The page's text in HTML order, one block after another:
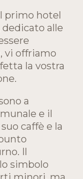
primo hotel
dedicato alle
vi offriamo
la vostra
a
e il
caffè e la
Il
simbolo